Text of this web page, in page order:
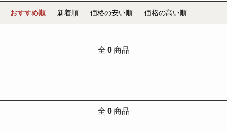
おすすめ順 新着順 価格の安い順 価格の高い順
全 0 商品
全 0 商品